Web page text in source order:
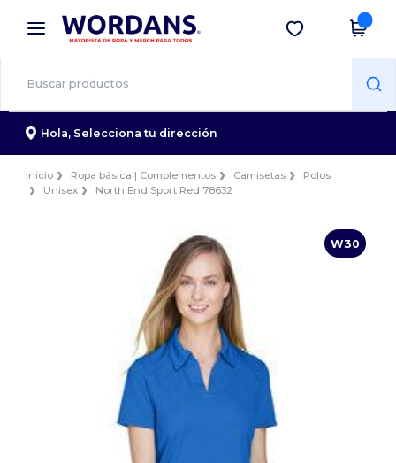
× App de Wordans
¡Mejores precios en app!
Descargar app
Hola, Selecciona tu dirección
Inicio Ropa básica | Complementos Camisetas
Polos
Unisex
North End Sport Red 78632
W30